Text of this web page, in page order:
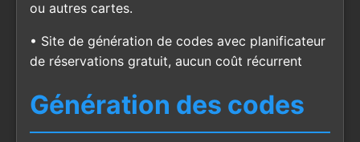
ou autres cartes.
• Site de génération de codes avec planificateur
de réservations gratuit, aucun coût récurrent
Génération des codes